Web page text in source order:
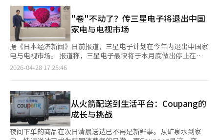
Nemotron生态系统结合。LG电子计划以此为基础，加速扩展机
器人、家电和移动领域的物理AI业务。※ 本报道经人工智能（AI）
系统翻译与编辑。
终检查会议，预计5月底发布提案请求书（RFP）。目前RFP草案
已完成，将根据预算稍作修改后发布。该项目旨在由国内无晶圆厂
设计企业所需的AI半导体，并由国内代工厂生产。现代汽车等企业
所需的AI半导体将由无晶圆厂设计，三星电子等代工厂生产。目标
是在汽车、物联网、家电、机械、机器人、国防等四大领域开发设
备AI半导体并制造先进产品。系统半导体需要按行业定制，政府研
发规划中已反映这一特点。任PD强调，现政府最大的R&D政策变
化是连接无晶圆厂与行业代表企业。今年将根据可行性研究和需求
辆的高级驾驶辅助系统（ADAS/AD）域控制器；物联网和家电领
域将开发人性化智能空间系统及设备AI半导体技术。此外，还将支
持商用级协作机器人设备AI计算单元和基于神经网络处理器
（NPU）的下一代AI协作机器人产品化开发。参与企业包括现代汽
车、LG电子、斗山机器人、大同、韩国航空宇宙产业等。无晶圆
厂企业有Nextchip、Telechips、DeepX、Moblin、Boss半导
"卷"不动了？传三星电子将退出中国
家电与电视市场
据《日本经济新闻》日前报道，三星电子计划在今年内退出中国家
电与电视市场。 报道称，三星电子最快将于本月底做出停止在中
国境内销售家电和电视的最终决定，并向当地合作伙伴及雇员进行
后预计将继续维持当地家电生产体系，并将中国工厂作为面向周边
国家的供应枢纽加以利用，以维持全球供应链运作。 三星此举主
要因为在中国市场的价格竞争力持续下滑。随着中国本土品牌价
格“内卷”升级，产品品质不断提升，逐步扩大在全球市场中的影
响力，令三星在当地市场面临更大压力。 英国调查机构欧睿信息
2026-04-28 17:25:46
从火箭配送到生活平台：Coupang的
成长与挑战
夜间下单的商品在次日清晨送达已不再是新鲜事。从矿泉水到家